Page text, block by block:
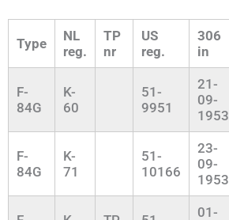
Type
NL
reg.
TP
nr
US
reg.
306
in
F-
84G
K-
60
51-
9951
21-
09-
1953
F-
84G
K-
71
51-
10166
23-
09-
1953
01-